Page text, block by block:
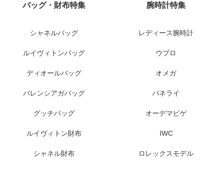
バッグ・財布特集
シャネルバッグ
ルイヴィトンバッグ
ディオールバッグ
バレンシアガバッグ
グッチバッグ
ルイヴィトン財布
シャネル財布
腕時計特集
レディース腕時計
ウブロ
オメガ
パネライ
オーデマピゲ
IWC
ロレックスモデル